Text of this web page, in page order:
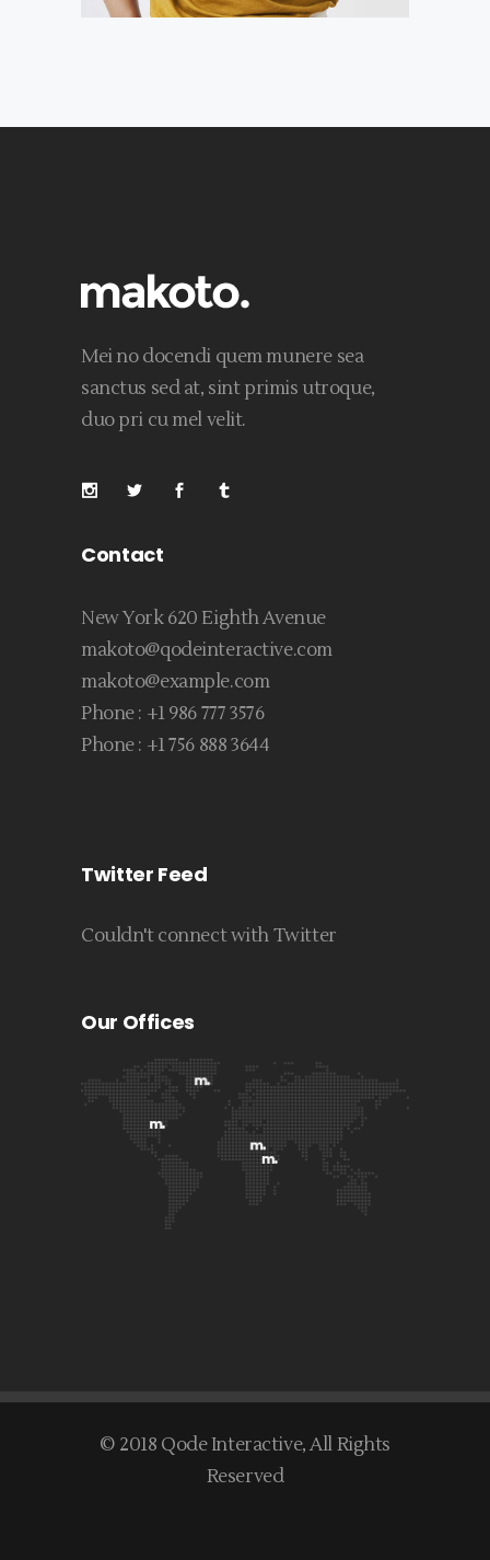
Mei no docendi quem munere sea
sanctus sed at, sint primis utroque,
duo pri cu mel velit.
Contact
New York 620 Eighth Avenue
makoto@qodeinteractive.com
makoto@example.com
Phone : +1 986 777 3576
Phone : +1 756 888 3644
Twitter Feed
Couldn't connect with Twitter
Our Offices
© 2018 Qode Interactive, All Rights
Reserved